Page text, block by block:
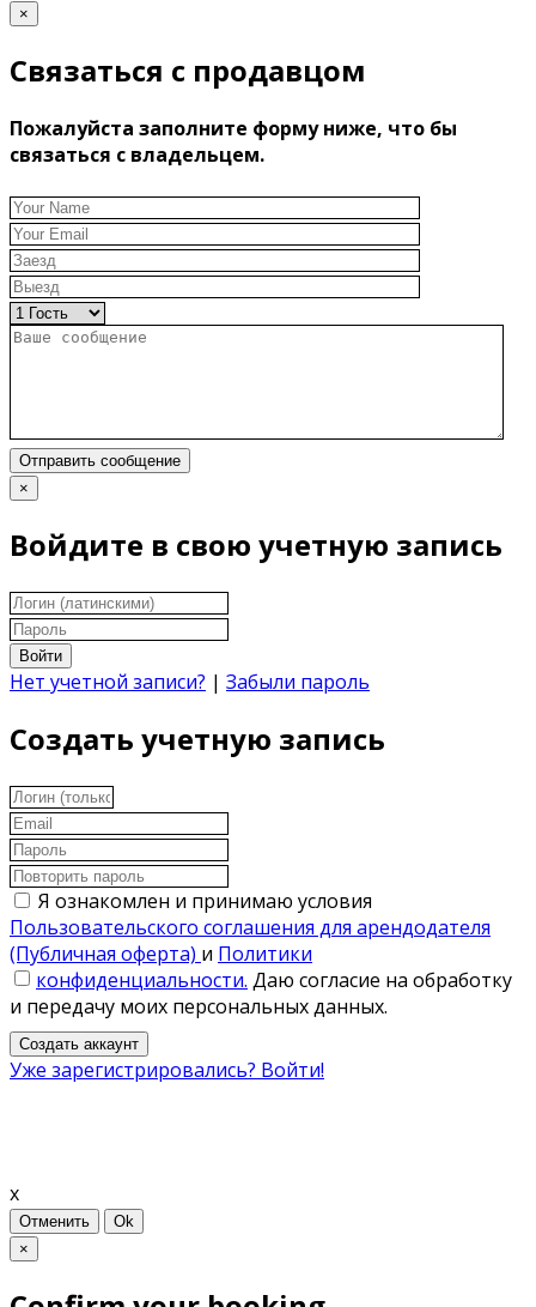
×
Связаться с продавцом
Пожалуйста заполните форму ниже, что бы
связаться с владельцем.
Отправить сообщение
×
Войдите в свою учетную запись
Войти
Нет учетной записи? | Забыли пароль
Создать учетную запись
Я ознакомлен и принимаю условия
Пользовательского соглашения для арендодателя
(Публичная оферта) и Политики
конфиденциальности. Даю согласие на обработку
и передачу моих персональных данных.
Создать аккаунт
Уже зарегистрировались? Войти!
x
Отменить
Ok
×